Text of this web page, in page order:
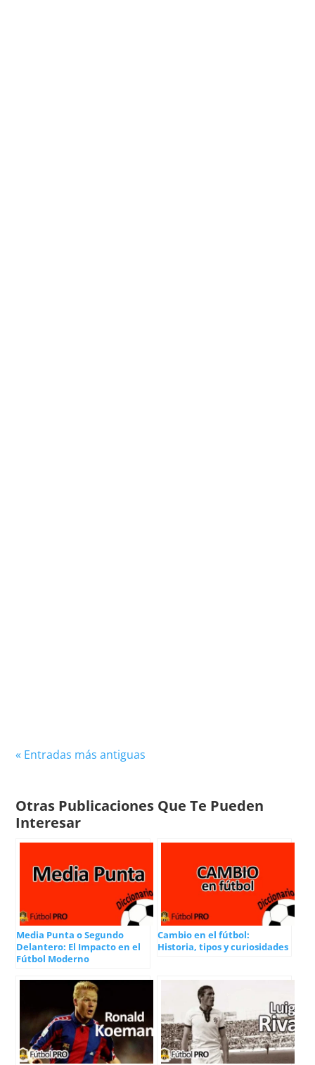
« Entradas más antiguas
Otras Publicaciones Que Te Pueden
Interesar
Media Punta o Segundo
Delantero: El Impacto en el
Fútbol Moderno
Cambio en el fútbol:
Historia, tipos y curiosidades